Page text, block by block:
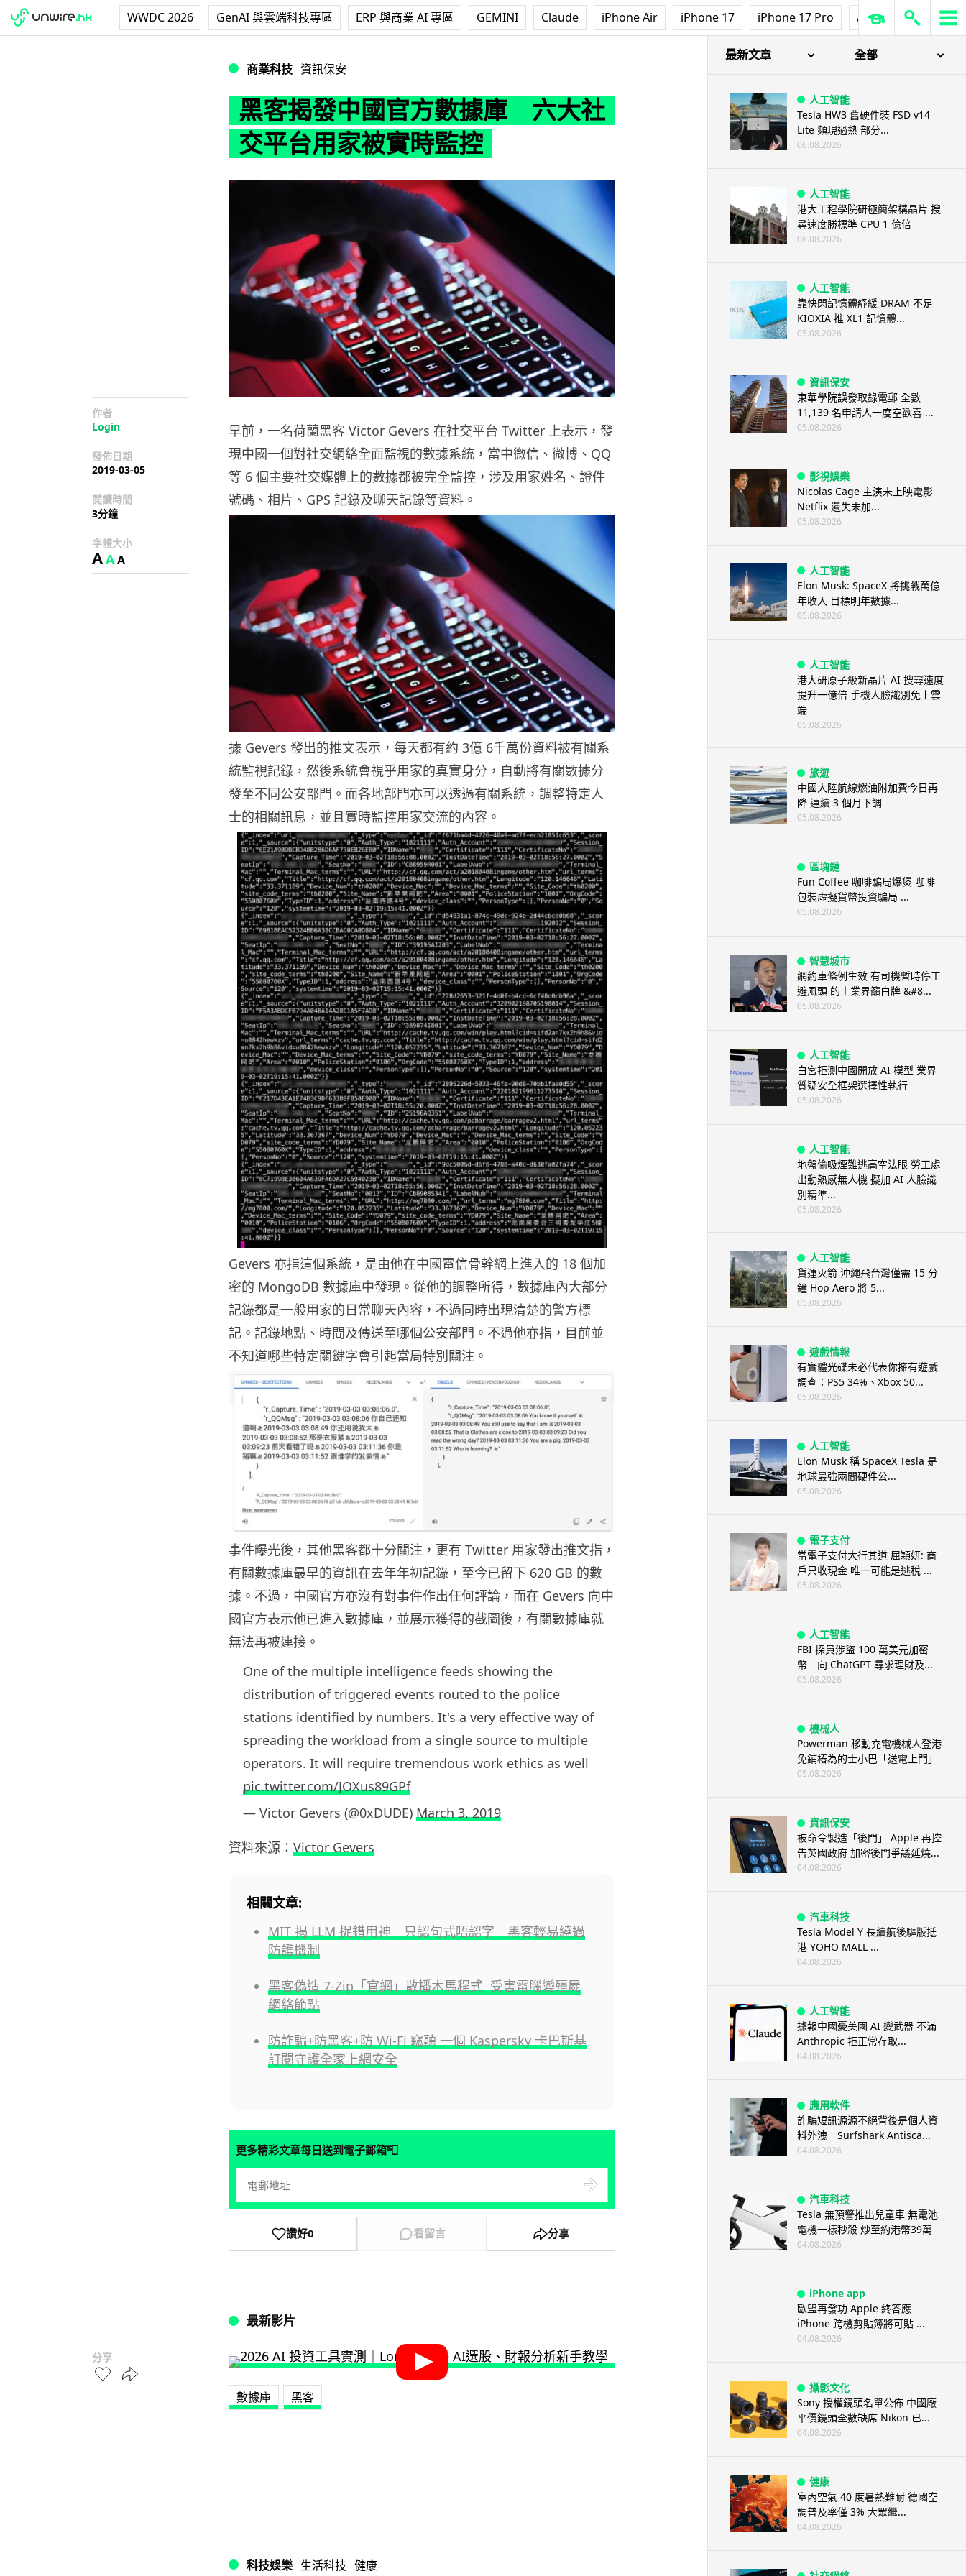
WWDC 2026 GenAI 與雲端科技專區 ERP 與商業 AI 專區 GEMINI Claude iPhone Air iPhone 17 iPhone 17 Pro AirPods Pro 3
商業科技 資訊保安
黑客揭發中國官方數據庫 六大社
交平台用家被實時監控
作者
Login
發佈日期
2019-03-05
閱讀時間
3分鐘
字體大小
AAA
分享
早前，一名荷蘭黑客 Victor Gevers 在社交平台 Twitter 上表示，發
現中國一個對社交網絡全面監視的數據系統，當中微信、微博、QQ
等 6 個主要社交媒體上的數據都被完全監控，涉及用家姓名、證件
號碼、相片、GPS 記錄及聊天記錄等資料。
據 Gevers 發出的推文表示，每天都有約 3億 6千萬份資料被有關系
統監視記錄，然後系統會視乎用家的真實身分，自動將有關數據分
發至不同公安部門。而各地部門亦可以透過有關系統，調整特定人
士的相關訊息，並且實時監控用家交流的內容。
Gevers 亦指這個系統，是由他在中國電信骨幹網上進入的 18 個加
密的 MongoDB 數據庫中發現。從他的調整所得，數據庫內大部分
記錄都是一般用家的日常聊天內容，不過同時出現清楚的警方標
記。記錄地點、時間及傳送至哪個公安部門。不過他亦指，目前並
不知道哪些特定關鍵字會引起當局特別關注。
事件曝光後，其他黑客都十分關注，更有 Twitter 用家發出推文指，
有關數據庫最早的資訊在去年年初記錄，至今已留下 620 GB 的數
據。不過，中國官方亦沒有對事件作出任何評論，而在 Gevers 向中
國官方表示他已進入數據庫，並展示獲得的截圖後，有關數據庫就
無法再被連接。
One of the multiple intelligence feeds showing the
distribution of triggered events routed to the police
stations identified by numbers. It's a very effective way of
spreading the workload from a single source to multiple
operators. It will require tremendous work ethics as well
pic.twitter.com/JOXus89GPf
— Victor Gevers (@0xDUDE) March 3, 2019
資料來源： Victor Gevers
相關文章:
MIT 揭 LLM 捉錯用神 只認句式唔認字 黑客輕易繞過
防護機制
黑客偽造 7-Zip「官網」散播木馬程式 受害電腦變殭屍
網絡節點
防詐騙+防黑客+防 Wi-Fi 竊聽 一個 Kaspersky 卡巴斯基
訂閱守護全家上網安全
更多精彩文章每日送到電子郵箱📮
讚好0 看留言 分享
最新影片
數據庫 黑客
科技娛樂 生活科技 健康
最新文章 全部
人工智能
Tesla HW3 舊硬件裝 FSD v14
Lite 頻現過熱 部分...
06.08.2026
人工智能
港大工程學院研極簡架構晶片 搜
尋速度勝標準 CPU 1 億倍
06.08.2026
人工智能
靠快閃記憶體紓緩 DRAM 不足
KIOXIA 推 XL1 記憶體...
05.08.2026
資訊保安
東華學院誤發取錄電郵 全數
11,139 名申請人一度空歡喜 ...
05.08.2026
影視娛樂
Nicolas Cage 主演未上映電影
Netflix 遺失未加...
05.08.2026
人工智能
Elon Musk: SpaceX 將挑戰萬億
年收入 目標明年數據...
05.08.2026
人工智能
港大研原子級新晶片 AI 搜尋速度
提升一億倍 手機人臉識別免上雲
端
05.08.2026
旅遊
中國大陸航線燃油附加費今日再
降 連續 3 個月下調
05.08.2026
區塊鏈
Fun Coffee 咖啡騙局爆煲 咖啡
包裝虛擬貨幣投資騙局 ...
05.08.2026
智慧城市
網約車條例生效 有司機暫時停工
避風頭 的士業界籲白牌 &#8...
05.08.2026
人工智能
白宮拒測中國開放 AI 模型 業界
質疑安全框架選擇性執行
05.08.2026
人工智能
地盤偷吸煙難逃高空法眼 勞工處
出動熱感無人機 擬加 AI 人臉識
別精準...
05.08.2026
人工智能
貨運火箭 沖繩飛台灣僅需 15 分
鐘 Hop Aero 將 5...
05.08.2026
遊戲情報
有實體光碟未必代表你擁有遊戲
調查：PS5 34%、Xbox 50...
05.08.2026
人工智能
Elon Musk 稱 SpaceX Tesla 是
地球最強兩間硬件公...
05.08.2026
電子支付
當電子支付大行其道 屈穎妍: 商
戶只收現金 唯一可能是逃稅 ...
05.08.2026
人工智能
FBI 探員涉盜 100 萬美元加密
幣 向 ChatGPT 尋求理財及...
05.08.2026
機械人
Powerman 移動充電機械人登港
免鋪樁為的士小巴「送電上門」
05.08.2026
資訊保安
被命令製造「後門」 Apple 再控
告英國政府 加密後門爭議延燒...
04.08.2026
汽車科技
Tesla Model Y 長續航後驅版抵
港 YOHO MALL ...
04.08.2026
人工智能
據報中國憂美國 AI 變武器 不滿
Anthropic 拒正常存取...
04.08.2026
應用軟件
詐騙短訊源源不絕背後是個人資
料外洩 Surfshark Antisca...
04.08.2026
汽車科技
Tesla 無預警推出兒童車 無電池
電機一樣秒殺 炒至約港幣39萬
04.08.2026
iPhone app
歐盟再發功 Apple 終答應
iPhone 跨機剪貼簿將可貼 ...
04.08.2026
攝影文化
Sony 授權鏡頭名單公佈 中國廠
平價鏡頭全數缺席 Nikon 已...
04.08.2026
健康
室內空氣 40 度暑熱難耐 德國空
調普及率僅 3% 大眾繼...
04.08.2026